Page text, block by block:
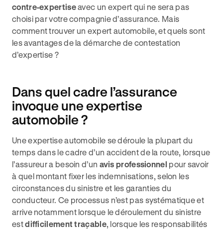
contre-expertiseavec un expert qui ne sera pas
choisi par votre compagnie d’assurance. Mais
comment trouver un expert automobile, et quels sont
les avantages de la démarche de contestation
d’expertise ?
Dans quel cadre l’assurance
invoque une expertise
automobile ?
Une expertise automobile se déroule la plupart du
temps dans le cadre d’un accident de la route, lorsque
l’assureur a besoin d’un avis professionnel pour savoir
à quel montant fixer les indemnisations, selon les
circonstances du sinistre et les garanties du
conducteur. Ce processus n’est pas systématique et
arrive notamment lorsque le déroulement du sinistre
estdifficilement traçable, lorsque les responsabilités